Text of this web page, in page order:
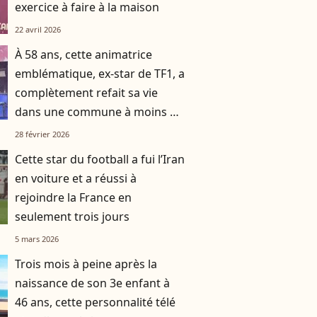
exercice à faire à la maison
22 avril 2026
À 58 ans, cette animatrice
emblématique, ex-star de TF1, a
complètement refait sa vie
dans une commune à moins de
deux heures d’avion de Paris
28 février 2026
Cette star du football a fui l’Iran
en voiture et a réussi à
rejoindre la France en
seulement trois jours
5 mars 2026
Trois mois à peine après la
naissance de son 3e enfant à
46 ans, cette personnalité télé